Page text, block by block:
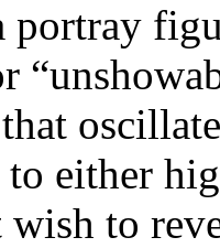
portray
either
to